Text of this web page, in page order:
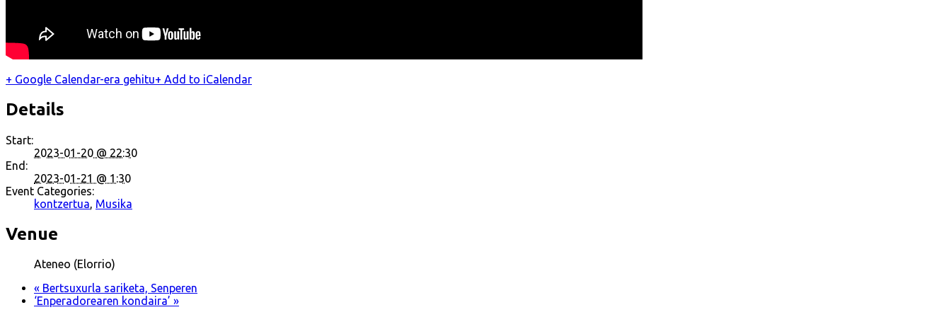
+ Google Calendar-era gehitu+ Add to iCalendar
Details
Start:
2023-01-20 @ 22:30
End:
2023-01-21 @ 1:30
Event Categories:
kontzertua Musika
Venue
Ateneo (Elorrio)
« Bertsuxurla sariketa, Senperen
‘Enperadorearen kondaira’ »